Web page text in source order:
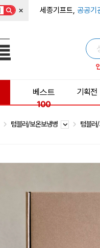
× 세종기프트, 공공기
베스트
100
기획전
텀블러/보온보냉병 텀블러